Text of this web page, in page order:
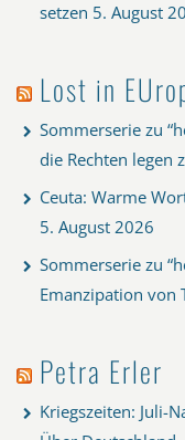
setzen 5. August
Lost in
Sommerserie zu
die Rechten legen
Ceuta: Warme
5. August 2026
Sommerserie zu
Emanzipation von
Petra Erler
Kriegszeiten: Juli-